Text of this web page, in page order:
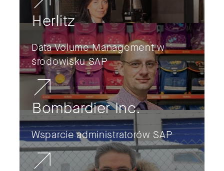
Herlitz
Data Volume Management w
środowisku SAP
Bombardier Inc.
Wsparcie administratorów SAP